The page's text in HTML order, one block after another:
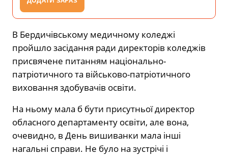
В Бердичівському медичному коледжі
пройшло засідання ради директорів коледжів
присвячене питанням національно-
патріотичного та військово-патріотичного
виховання здобувачів освіти.
На ньому мала б бути присутньої директор
обласного департаменту освіти, але вона,
очевидно, в День вишиванки мала інші
нагальні справи. Не було на зустрічі і